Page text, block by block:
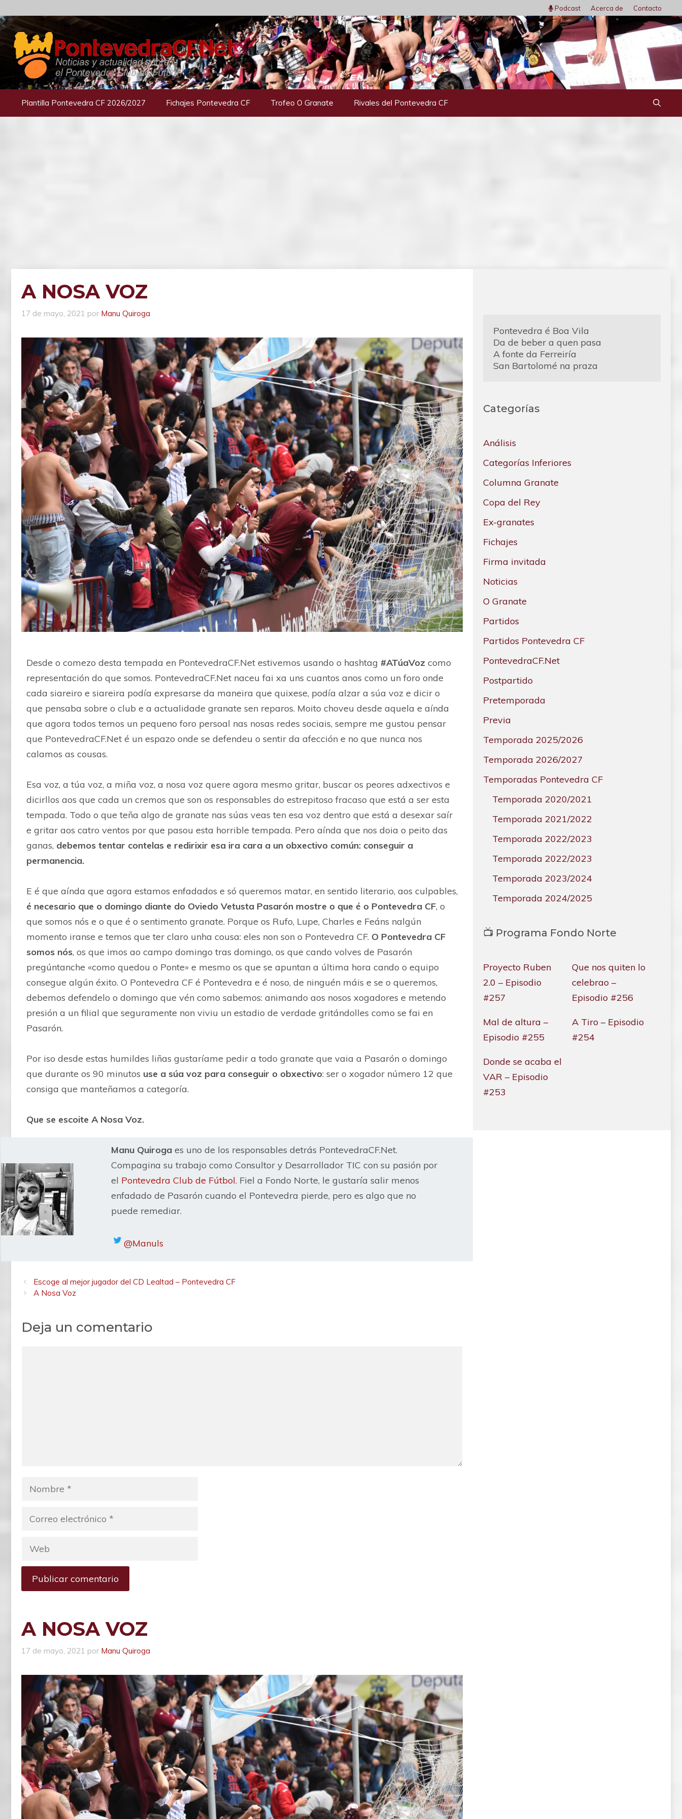
al
contenido
Podcast Acerca de Contacto
Plantilla Pontevedra CF 2026/2027 Fichajes Pontevedra CF Trofeo O Granate Rivales del Pontevedra CF
A NOSA VOZ
17 de mayo, 2021 por Manu Quiroga
Desde o comezo desta tempada en PontevedraCF.Net estivemos usando o hashtag #ATúaVoz como
representación do que somos. PontevedraCF.Net naceu fai xa uns cuantos anos como un foro onde
cada siareiro e siareira podía expresarse da maneira que quixese, podía alzar a súa voz e dicir o
que pensaba sobre o club e a actualidade granate sen reparos. Moito choveu desde aquela e aínda
que agora todos temos un pequeno foro persoal nas nosas redes sociais, sempre me gustou pensar
que PontevedraCF.Net é un espazo onde se defendeu o sentir da afección e no que nunca nos
calamos as cousas.
Esa voz, a túa voz, a miña voz, a nosa voz quere agora mesmo gritar, buscar os peores adxectivos e
dicirllos aos que cada un cremos que son os responsables do estrepitoso fracaso que está a ser esta
tempada. Todo o que teña algo de granate nas súas veas ten esa voz dentro que está a desexar saír
e gritar aos catro ventos por que pasou esta horrible tempada. Pero aínda que nos doia o peito das
ganas, debemos tentar contelas e redirixir esa ira cara a un obxectivo común: conseguir a
permanencia.
E é que aínda que agora estamos enfadados e só queremos matar, en sentido literario, aos culpables,
é necesario que o domingo diante do Oviedo Vetusta Pasarón mostre o que é o Pontevedra CF, o
que somos nós e o que é o sentimento granate. Porque os Rufo, Lupe, Charles e Feáns nalgún
momento iranse e temos que ter claro unha cousa: eles non son o Pontevedra CF. O Pontevedra CF
somos nós, os que imos ao campo domingo tras domingo, os que cando volves de Pasarón
pregúntanche «como quedou o Ponte» e mesmo os que se apuntan a última hora cando o equipo
consegue algún éxito. O Pontevedra CF é Pontevedra e é noso, de ninguén máis e se o queremos,
debemos defendelo o domingo que vén como sabemos: animando aos nosos xogadores e metendo
presión a un filial que seguramente non viviu un estadio de verdade gritándolles como se fai en
Pasarón.
Por iso desde estas humildes liñas gustaríame pedir a todo granate que vaia a Pasarón o domingo
que durante os 90 minutos use a súa voz para conseguir o obxectivo: ser o xogador número 12 que
consiga que manteñamos a categoría.
Que se escoite A Nosa Voz.
Manu Quiroga es uno de los responsables detrás PontevedraCF.Net.
Compagina su trabajo como Consultor y Desarrollador TIC con su pasión por
el Pontevedra Club de Fútbol. Fiel a Fondo Norte, le gustaría salir menos
enfadado de Pasarón cuando el Pontevedra pierde, pero es algo que no
puede remediar.
@Manuls
Escoge al mejor jugador del CD Lealtad – Pontevedra CF
A Nosa Voz
Deja un comentario
Nombre
Correo
Web
A NOSA VOZ
17 de mayo, 2021 por Manu Quiroga
Pontevedra é Boa Vila
Da de beber a quen pasa
A fonte da Ferreiría
San Bartolomé na praza
Categorías
Análisis
Categorías Inferiores
Columna Granate
Copa del Rey
Ex-granates
Fichajes
Firma invitada
Noticias
O Granate
Partidos
Partidos Pontevedra CF
PontevedraCF.Net
Postpartido
Pretemporada
Previa
Temporada 2025/2026
Temporada 2026/2027
Temporadas Pontevedra CF
Temporada 2020/2021
Temporada 2021/2022
Temporada 2022/2023
Temporada 2022/2023
Temporada 2023/2024
Temporada 2024/2025
📺 Programa Fondo Norte
Proyecto Ruben
2.0 – Episodio
#257
Que nos quiten lo
celebrao –
Episodio #256
Mal de altura –
Episodio #255
A Tiro – Episodio
#254
Donde se acaba el
VAR – Episodio
#253